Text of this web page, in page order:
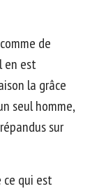
de
en est
la grâce
seul homme,
sur
ce qui est